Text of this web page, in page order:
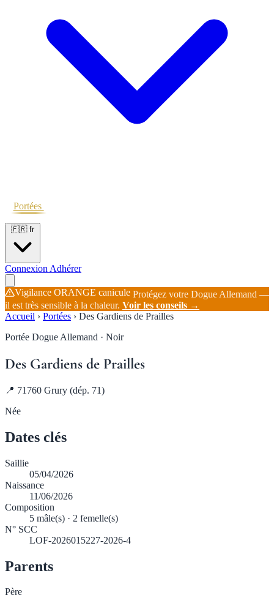
Portées
🇫🇷 fr
Connexion Adhérer
Vigilance ORANGE canicule Protégez votre Dogue Allemand —
il est très sensible à la chaleur. Voir les conseils →
Accueil › Portées › Des Gardiens de Prailles
Portée Dogue Allemand · Noir
Des Gardiens de Prailles
📍 71760 Grury (dép. 71)
Née
Dates clés
Saillie
05/04/2026
Naissance
11/06/2026
Composition
5 mâle(s) · 2 femelle(s)
N° SCC
LOF-2026015227-2026-4
Parents
Père